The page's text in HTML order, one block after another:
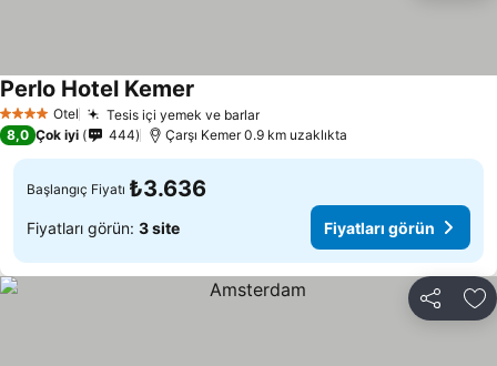
4 Yıldız Otel Tesis içi yemek ve barlarFiyatları görün
Perlo Hotel Kemer
8,0 Çok iyi 444 Çarşı Kemer 0.9 km uzaklıkta
Başlangıç Fiyatı ₺3.636
Fiyatları görün: 3 site Fiyatları görün
Paylaş